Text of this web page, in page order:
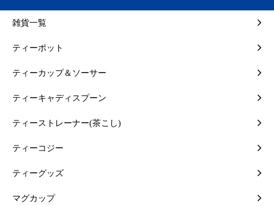
雑貨一覧
ティーポット
ティーカップ＆ソーサー
ティーキャディスプーン
ティーストレーナー(茶こし)
ティーコジー
ティーグッズ
マグカップ